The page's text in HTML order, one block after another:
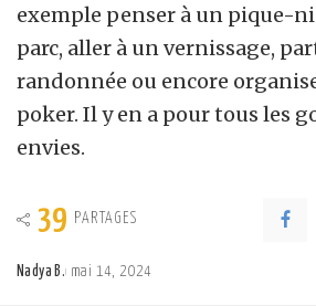
exemple penser à un pique-
parc, aller à un vernissage,
randonnée ou encore
poker. Il y en a pour tous les
envies.
39 PARTAGES
Posted
Nadya B. mai 14, 2024